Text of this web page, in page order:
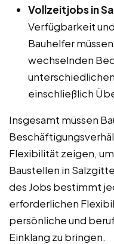
Vollzeitjobs in
Verfügbarkeit
Bauhelfer
wechselnden
einschließlich
Insgesamt müssen
Flexibilität zeigen,
Baustellen in
des Jobs bestimmt
erforderlichen
persönliche und
Einklang zu bringen.